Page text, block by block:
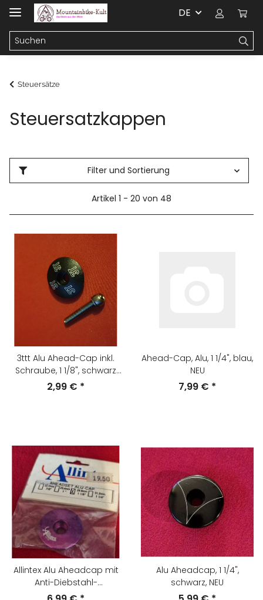
DE
Steuersätze
Steuersatzkappen
Filter und Sortierung
Artikel 1 - 20 von 48
3ttt Alu Ahead-Cap inkl.
Schraube, 1 1/8", schwarz
matt, anodisiert, NEU
2,99 € *
Ahead-Cap, Alu, 1 1/4", blau,
NEU
7,99 € *
Allintex Alu Aheadcap mit
Anti-Diebstahl-
Seriennummer, 1 1/8",
Alu Aheadcap, 1 1/4",
schwarz, NEU